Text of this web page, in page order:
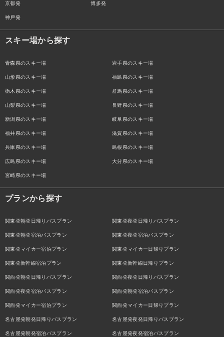
京都発
神戸発
博多発
スキー場から探す
青森県のスキー場 岩手県のスキー場
山形県のスキー場 福島県のスキー場
栃木県のスキー場 群馬県のスキー場
山梨県のスキー場 長野県のスキー場
新潟県のスキー場 岐阜県のスキー場
福井県のスキー場 滋賀県のスキー場
兵庫県のスキー場 島根県のスキー場
広島県のスキー場 大分県のスキー場
宮崎県のスキー場
プランから探す
関東発朝発日帰りバスプラン 関東発夜発日帰りバスプラン
関東発朝発宿泊バスプラン 関東発夜発宿泊バスプラン
関東発マイカー宿泊プラン 関東発マイカー日帰りプラン
関東発新幹線宿泊プラン 関東発新幹線日帰りプラン
関西発朝発日帰りバスプラン 関西発夜発日帰りバスプラン
関西発夜発宿泊バスプラン 関西発朝発宿泊バスプラン
関西発マイカー宿泊プラン 関西発マイカー日帰りプラン
名古屋発朝発日帰りバスプラン 名古屋発夜発日帰りバスプラン
名古屋発朝発宿泊バスプラン 名古屋発夜発宿泊バスプラン